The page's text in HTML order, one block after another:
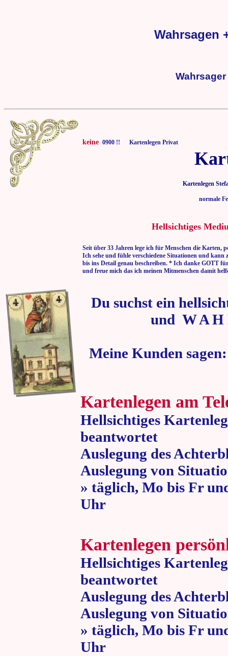
Wahrsagen
keine 0900 !! Kartenlegen Privat
Kartenlegen
normale
Hellsichtiges
Seit über 33 Jahren lege ich für Menschen die Karten,
Ich sehe und fühle verschiedene Situationen und kann
bis ins Detail genau beschreiben. * Ich danke GOTT
und freue mich das ich meinen Mitmenschen damit
Du suchst ein
und W A H
Meine Kunden
Kartenlegen am
Hellsichtiges
beantwortet
Auslegung des
Auslegung von
» täglich, Mo bis Fr
Uhr » 80
Kartenlegen
Hellsichtiges
beantwortet
Auslegung des
Auslegung von
» täglich, Mo bis Fr
Uhr » 80